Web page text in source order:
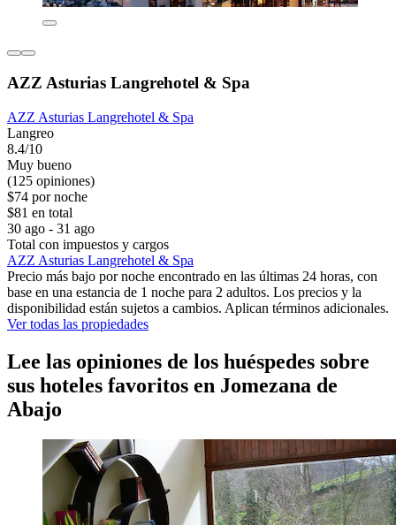
AZZ Asturias Langrehotel & Spa
AZZ Asturias Langrehotel & Spa
Langreo
8.4/10
Muy bueno
(125 opiniones)
$74 por noche
$81 en total
30 ago - 31 ago
Total con impuestos y cargos
AZZ Asturias Langrehotel & Spa
Precio más bajo por noche encontrado en las últimas 24 horas, con
base en una estancia de 1 noche para 2 adultos. Los precios y la
disponibilidad están sujetos a cambios. Aplican términos adicionales.
Ver todas las propiedades
Lee las opiniones de los huéspedes sobre
sus hoteles favoritos en Jomezana de
Abajo